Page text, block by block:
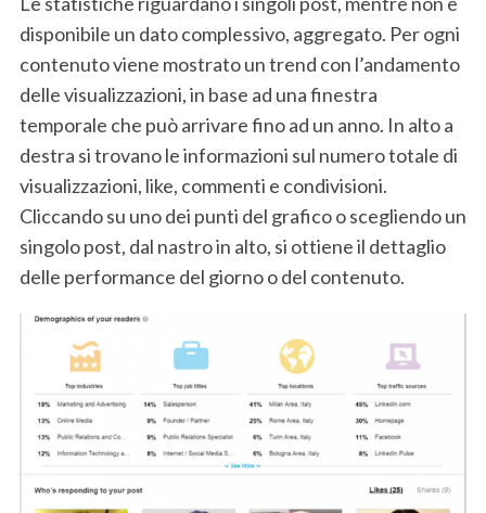
disponibile un dato complessivo, aggregato. Per ogni
contenuto viene mostrato un trend con l’andamento
delle visualizzazioni, in base ad una finestra
temporale che può arrivare fino ad un anno. In alto a
destra si trovano le informazioni sul numero totale di
visualizzazioni, like, commenti e condivisioni.
Cliccando su uno dei punti del grafico o scegliendo un
singolo post, dal nastro in alto, si ottiene il dettaglio
delle performance del giorno o del contenuto.
S